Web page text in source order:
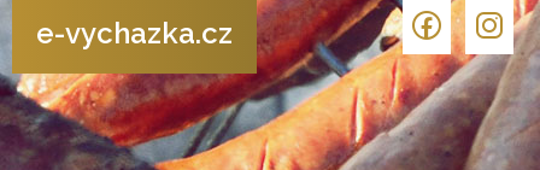
e-vychazka.cz